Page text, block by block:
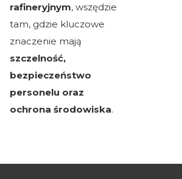
rafineryjnym, wszędzie
tam, gdzie kluczowe
znaczenie mają
szczelność,
bezpieczeństwo
personelu oraz
ochrona środowiska.